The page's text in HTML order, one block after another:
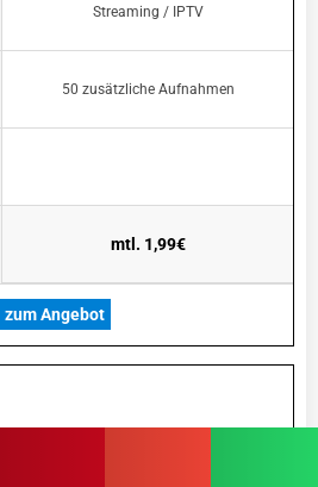
Streaming / IPTV
50 zusätzliche Aufnahmen
mtl. 1,99€
zum Angebot